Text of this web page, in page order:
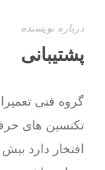
درباره نویسنده
پشتیبانی
گروه فنی
تکنسین های